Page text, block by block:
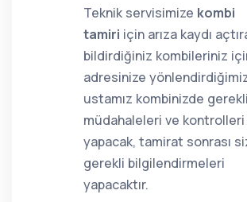
Teknik servisimize kombi
tamiri için arıza kaydı
bildirdiğiniz kombileriniz
adresinize
ustamız kombinizde gerekli
müdahaleleri ve kontrolleri
yapacak, tamirat sonrası
gerekli bilgilendirmeleri
yapacaktır.